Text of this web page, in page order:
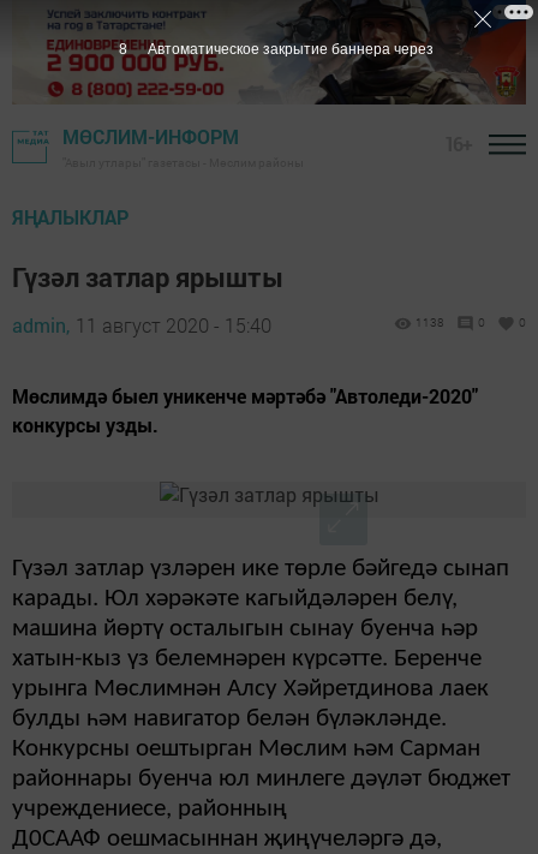
МӨСЛИМ-ИНФОРМ
ЯҢАЛЫКЛАР
Гүзәл затлар ярышты
admin, 11 август 2020 - 15:40 1138 0 0
Мөслимдә быел уникенче мәртәбә "Автоледи-2020"
конкурсы узды.
Гүзәл затлар үзләрен ике төрле бәйгедә сынап
карады. Юл хәрәкәте кагыйдәләрен белү,
машина йөртү осталыгын сынау буенча һәр
хатын-кыз үз белемнәрен күрсәтте. Беренче
урынга Мөслимнән Алсу Хәйретдинова лаек
булды һәм навигатор белән бүләкләнде.
Конкурсны оештырган Мөслим һәм Сарман
районнары буенча юл минлеге дәүләт бюджет
учреждениесе, районның
Д0СААФ оешмасыннан җиңүчеләргә дә,
7 Автоматическое закрытие баннера через